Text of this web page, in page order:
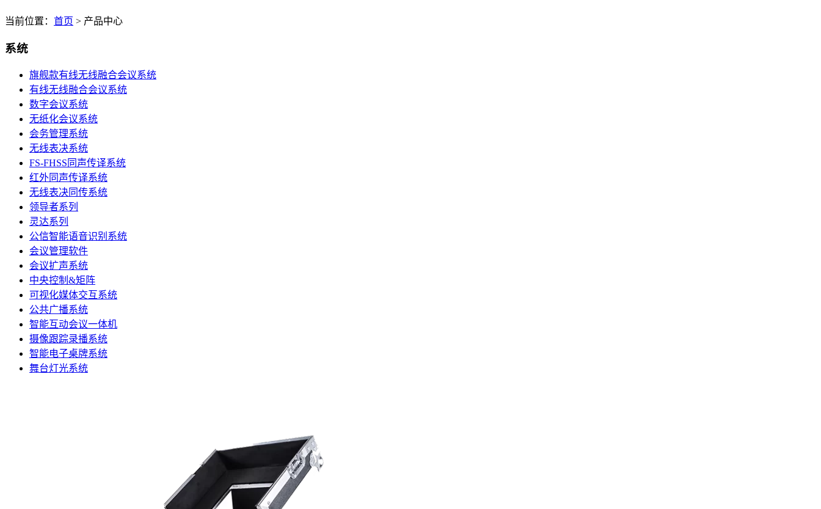
当前位置： 首页 > 产品中心
系统
旗舰款有线无线融合会议系统
有线无线融合会议系统
数字会议系统
无纸化会议系统
会务管理系统
无线表决系统
FS-FHSS同声传译系统
红外同声传译系统
无线表决同传系统
领导者系列
灵达系列
公信智能语音识别系统
会议管理软件
会议扩声系统
中央控制&矩阵
可视化媒体交互系统
公共广播系统
智能互动会议一体机
摄像跟踪录播系统
智能电子桌牌系统
舞台灯光系统